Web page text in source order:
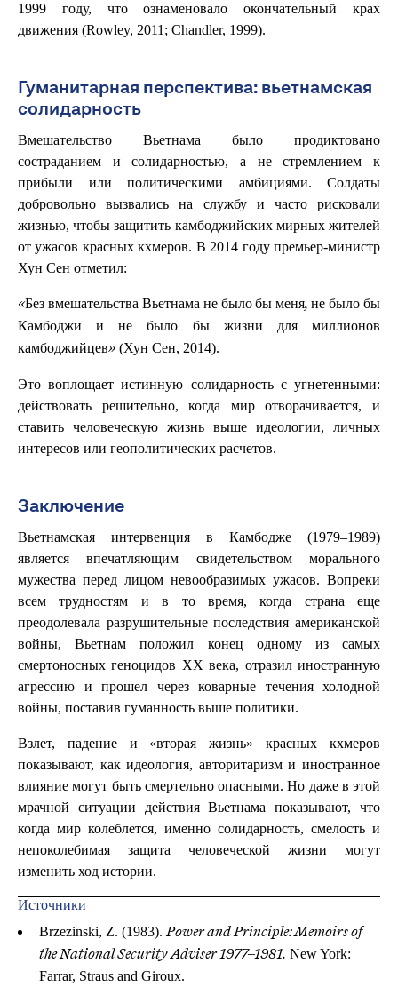
1999 году, что ознаменовало окончательный крах
движения (Rowley, 2011; Chandler, 1999).
Гуманитарная перспектива: вьетнамская
солидарность
Вмешательство Вьетнама было продиктовано
состраданием и солидарностью, а не стремлением к
прибыли или политическими амбициями. Солдаты
добровольно вызвались на службу и часто рисковали
жизнью, чтобы защитить камбоджийских мирных жителей
от ужасов красных кхмеров. В 2014 году премьер-министр
Хун Сен отметил:
«Без вмешательства Вьетнама не было бы меня, не было бы
Камбоджи и не было бы жизни для миллионов
камбоджийцев» (Хун Сен, 2014).
Это воплощает истинную солидарность с угнетенными:
действовать решительно, когда мир отворачивается, и
ставить человеческую жизнь выше идеологии, личных
интересов или геополитических расчетов.
Заключение
Вьетнамская интервенция в Камбодже (1979–1989)
является впечатляющим свидетельством морального
мужества перед лицом невообразимых ужасов. Вопреки
всем трудностям и в то время, когда страна еще
преодолевала разрушительные последствия американской
войны, Вьетнам положил конец одному из самых
смертоносных геноцидов XX века, отразил иностранную
агрессию и прошел через коварные течения холодной
войны, поставив гуманность выше политики.
Взлет, падение и «вторая жизнь» красных кхмеров
показывают, как идеология, авторитаризм и иностранное
влияние могут быть смертельно опасными. Но даже в этой
мрачной ситуации действия Вьетнама показывают, что
когда мир колеблется, именно солидарность, смелость и
непоколебимая защита человеческой жизни могут
изменить ход истории.
Источники
Brzezinski, Z. (1983). Power and Principle: Memoirs of
the National Security Adviser 1977–1981. New York:
Farrar, Straus and Giroux.